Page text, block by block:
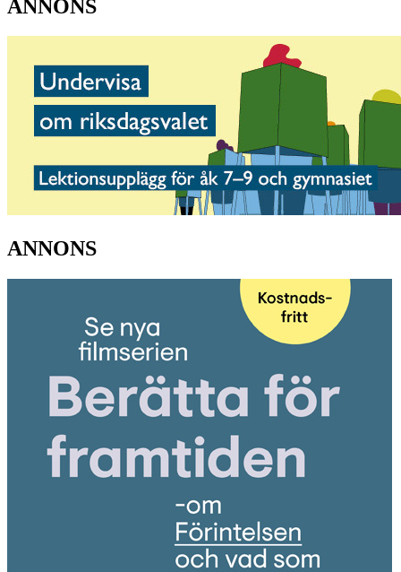
ANNONS
ANNONS